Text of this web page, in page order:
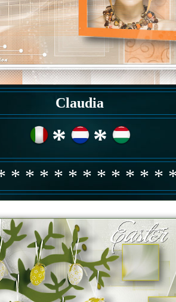
Claudia
* *
* * * * * * * * * * *